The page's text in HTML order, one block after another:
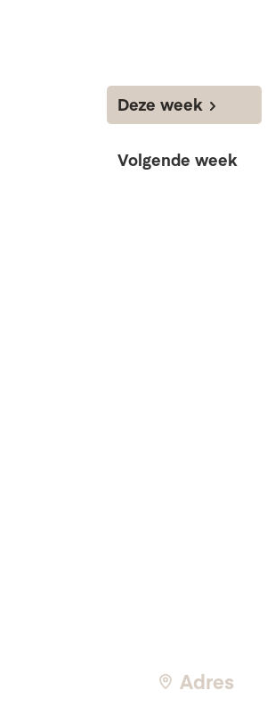
Deze week
Volgende week
Adres